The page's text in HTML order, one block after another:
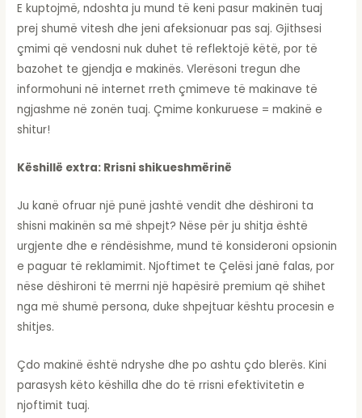
E kuptojmë, ndoshta ju mund të keni pasur makinën tuaj
prej shumë vitesh dhe jeni afeksionuar pas saj. Gjithsesi
çmimi që vendosni nuk duhet të reflektojë këtë, por të
bazohet te gjendja e makinës. Vlerësoni tregun dhe
informohuni në internet rreth çmimeve të makinave të
ngjashme në zonën tuaj. Çmime konkuruese = makinë e
shitur!
Këshillë extra: Rrisni shikueshmërinë
Ju kanë ofruar një punë jashtë vendit dhe dëshironi ta
shisni makinën sa më shpejt? Nëse për ju shitja është
urgjente dhe e rëndësishme, mund të konsideroni opsionin
e paguar të reklamimit. Njoftimet te Çelësi janë falas, por
nëse dëshironi të merrni një hapësirë premium që shihet
nga më shumë persona, duke shpejtuar kështu procesin e
shitjes.
Çdo makinë është ndryshe dhe po ashtu çdo blerës. Kini
parasysh këto këshilla dhe do të rrisni efektivitetin e
njoftimit tuaj.